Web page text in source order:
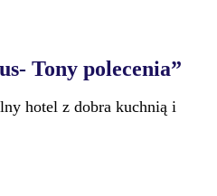
Tony polecenia”
hotel z dobra kuchnią i